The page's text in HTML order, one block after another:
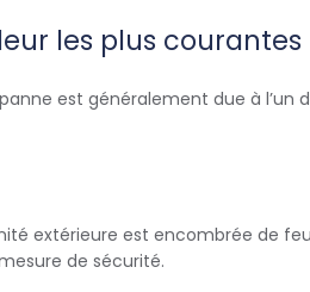
les plus courantes
est généralement due à l’un
extérieure est encombrée de
de sécurité.